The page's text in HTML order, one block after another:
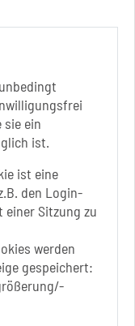
sie ein
ist.
ist eine
den Login-
einer Sitzung zu
werden
gespeichert:
Salzelmen
(Elbe)